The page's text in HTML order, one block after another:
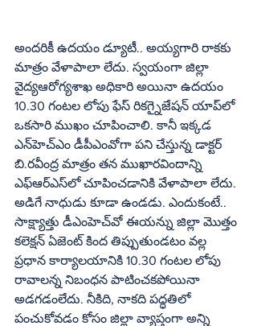
అందరికీ ఉదయం డ్యూటీ.. అయ్యగారి రాకకు
మాత్రం వేళాపాలా లేదు. స్వయంగా జిల్లా
వైద్యఆరోగ్యశాఖ అధికారి అయినా ఉదయం
10.30 గంటల లోపు ఫేస్‌ రికగ్నైజేషన్‌ యాప్‌లో
ఒకసారి ముఖం చూపించాలి. కానీ ఇక్కడ
ఎన్‌హెచ్‌ఎం డీపీఎంవోగా పని చేస్తున్న డాక్టర్‌
బి.రవీంద్ర మాత్రం తన ముఖారవిందాన్ని
ఎఫ్‌ఆర్‌ఎస్‌లో చూపించడానికి వేళాపాలా లేదు.
అడిగే నాధుడు కూడా ఉండడు. ఎందుకంటే..
సాక్ష్యాత్తు డీఎంహెచ్‌వో ఈయన్ను జిల్లా మొత్తం
కలెక్షన్‌ ఏజెంట్‌ కింద తిప్పుతుండటం వల్ల
ప్రధాన కార్యాలయానికి 10.30 గంటల లోపు
రావాలన్న నిబంధన పాటించకపోయినా
అడగడంలేదు. నీకిది, నాకది పద్ధతిలో
పంచుకోవడం కోసం జిల్లా వ్యాప్తంగా అన్ని